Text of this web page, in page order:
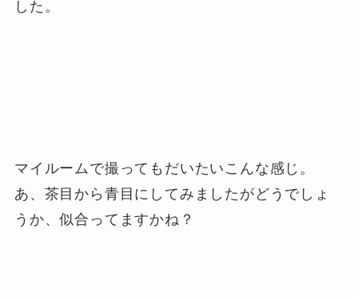
した。
マイルームで撮ってもだいたいこんな感じ。
あ、茶目から青目にしてみましたがどうでしょ
うか、似合ってますかね？